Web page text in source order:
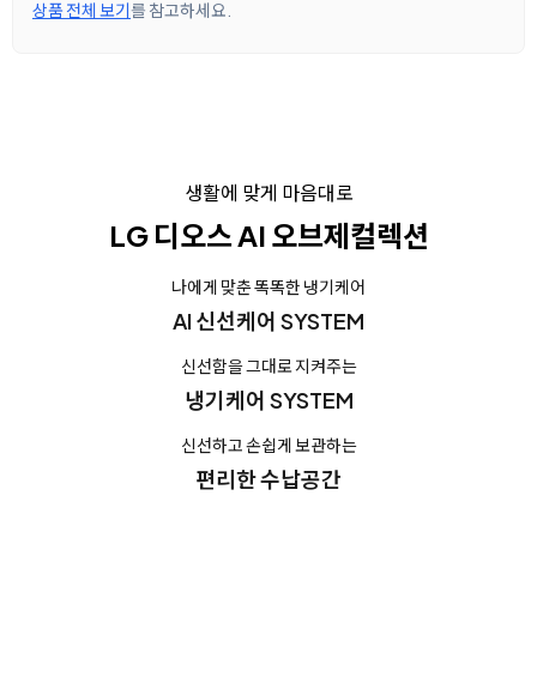
상품 전체 보기를 참고하세요.
생활에 맞게 마음대로
LG 디오스 AI 오브제컬렉션
나에게 맞춘 똑똑한 냉기케어
AI 신선케어 SYSTEM
신선함을 그대로 지켜주는
냉기케어 SYSTEM
신선하고 손쉽게 보관하는
편리한 수납공간